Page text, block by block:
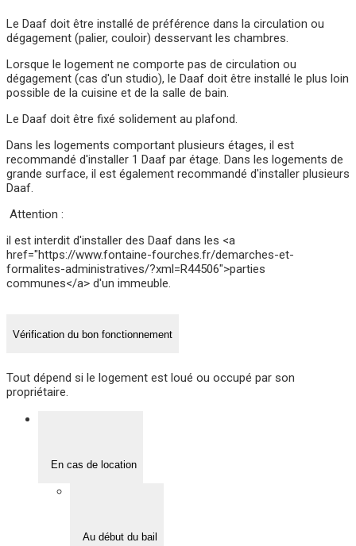
Le Daaf doit être installé de préférence dans la circulation ou
dégagement (palier, couloir) desservant les chambres.
Lorsque le logement ne comporte pas de circulation ou
dégagement (cas d'un studio), le Daaf doit être installé le plus loin
possible de la cuisine et de la salle de bain.
Le Daaf doit être fixé solidement au plafond.
Dans les logements comportant plusieurs étages, il est
recommandé d'installer 1 Daaf par étage. Dans les logements de
grande surface, il est également recommandé d'installer plusieurs
Daaf.
Attention :
il est interdit d'installer des Daaf dans les <a
href="https://www.fontaine-fourches.fr/demarches-et-
formalites-administratives/?xml=R44506">parties
communes</a> d'un immeuble.
Vérification du bon fonctionnement
Tout dépend si le logement est loué ou occupé par son
propriétaire.
En cas de location
Au début du bail